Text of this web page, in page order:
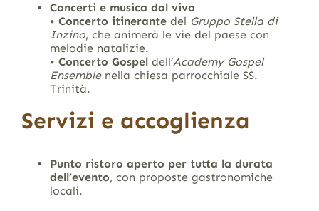
Concerti e musica dal vivo
• Concerto itinerantedel Gruppo Stella di
Inzino, che animerà le vie del paese con
melodie natalizie.
• Concerto Gospeldell’Academy Gospel
Ensemblenella chiesa parrocchiale SS.
Trinità.
Servizi e accoglienza
Punto ristoro aperto per tutta la durata
dell’evento, con proposte gastronomiche
locali.